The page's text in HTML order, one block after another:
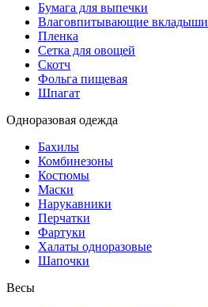
Бумага для выпечки
Влаговпитывающие вкладыши
Пленка
Сетка для овощей
Скотч
Фольга пищевая
Шпагат
Одноразовая одежда
Бахилы
Комбинезоны
Костюмы
Маски
Нарукавники
Перчатки
Фартуки
Халаты одноразовые
Шапочки
Весы